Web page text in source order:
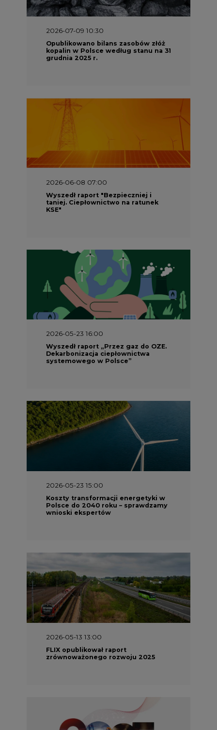
2026-07-09 10:30
Opublikowano bilans zasobów złóż
kopalin w Polsce według stanu na 31
grudnia 2025 r.
2026-06-08 07:00
Wyszedł raport "Bezpieczniej i
taniej. Ciepłownictwo na ratunek
KSE"
2026-05-23 16:00
Wyszedł raport „Przez gaz do OZE.
Dekarbonizacja ciepłownictwa
systemowego w Polsce”
2026-05-23 15:00
Koszty transformacji energetyki w
Polsce do 2040 roku – sprawdzamy
wnioski ekspertów
2026-05-13 13:00
FLIX opublikował raport
zrównoważonego rozwoju 2025